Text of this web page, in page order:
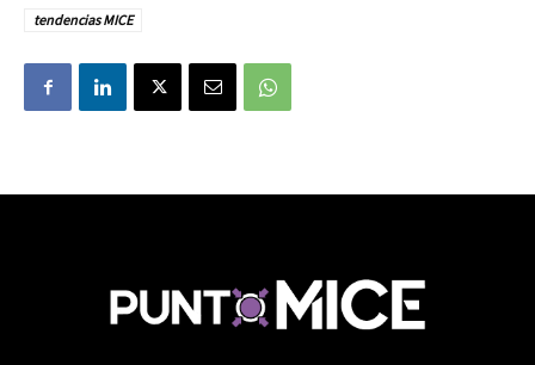
tendencias MICE